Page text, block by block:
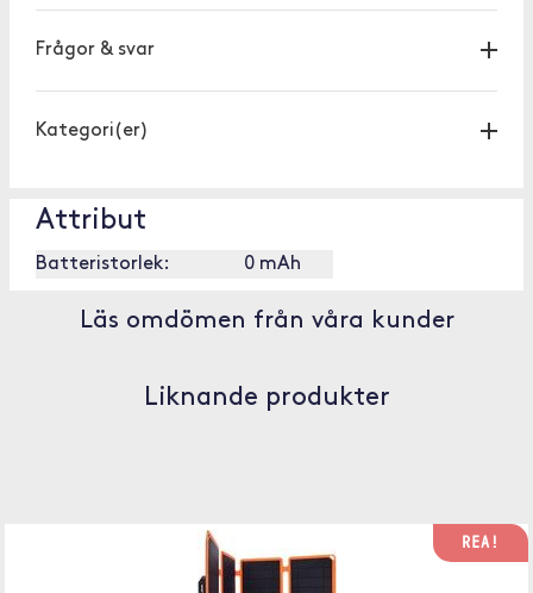
Frågor & svar
Kategori(er)
Attribut
Batteristorlek: 0 mAh
Läs omdömen från våra kunder
Liknande produkter
REA!